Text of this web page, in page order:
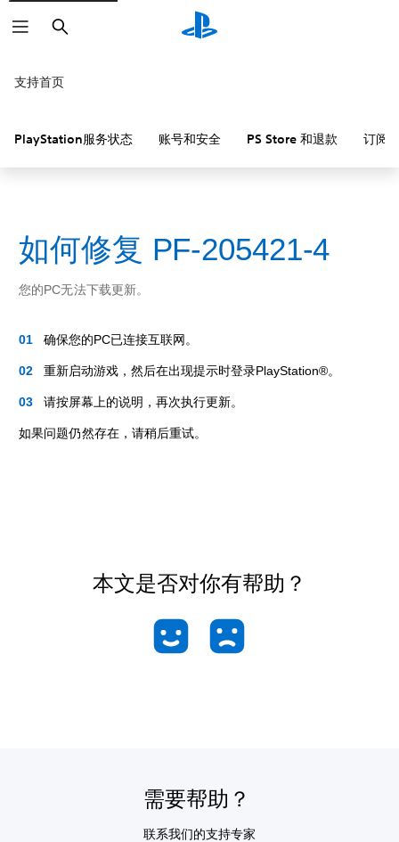
搜
索
支持首页
PlayStation服务状态 账号和安全 PS Store 和退款 订阅
如何修复 PF-205421-4
您的PC无法下载更新。
确保您的PC已连接互联网。
重新启动游戏，然后在出现提示时登录PlayStation®。
请按屏幕上的说明，再次执行更新。
如果问题仍然存在，请稍后重试。
本文是否对你有帮助？
需要帮助？
联系我们的支持专家